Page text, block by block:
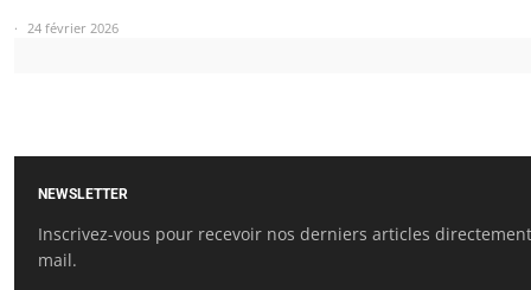
24 février 2026
NEWSLETTER
Inscrivez-vous pour recevoir nos derniers articles
mail.